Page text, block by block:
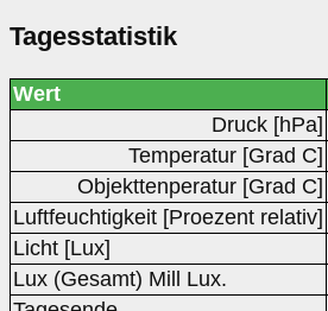
Tagesstatistik
Wert
Druck [hPa]
Temperatur [Grad C]
Objekttenperatur [Grad C]
Luftfeuchtigkeit [Proezent relativ]
Licht [Lux]
Lux (Gesamt) Mill Lux.